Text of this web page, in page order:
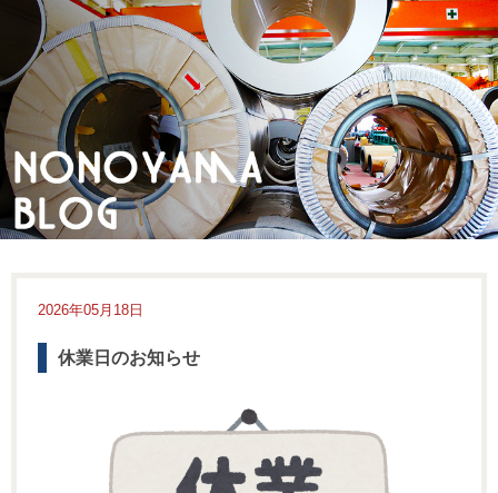
2026年05月18日
休業日のお知らせ